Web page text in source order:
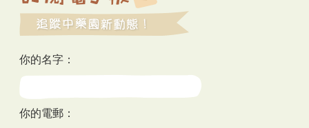
你的名字：
你的電郵：